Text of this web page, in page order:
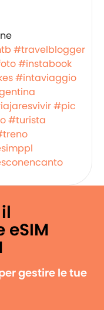
#travelblogger
#instabook
#intaviaggio
#pic
#turista
eSIM
gestire le tue